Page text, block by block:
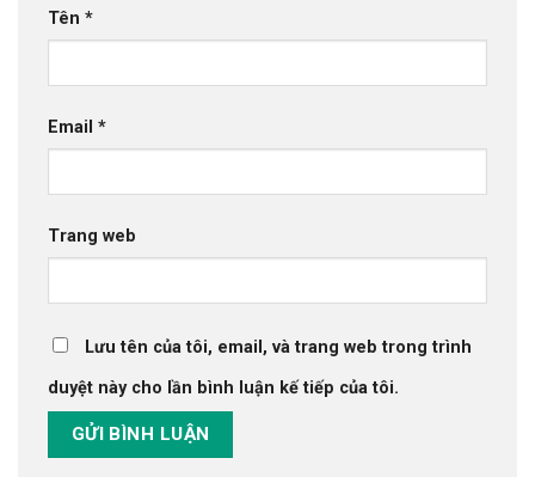
Tên *
Email *
Trang web
Lưu tên của tôi, email, và trang web trong trình
duyệt này cho lần bình luận kế tiếp của tôi.